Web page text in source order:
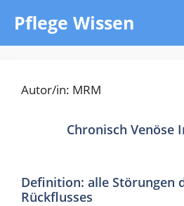
Inhalt
springen
Pflege Wissen
Autor/in: MRM
Chronisch Venöse
Definition: alle Störungen
Rückflusses